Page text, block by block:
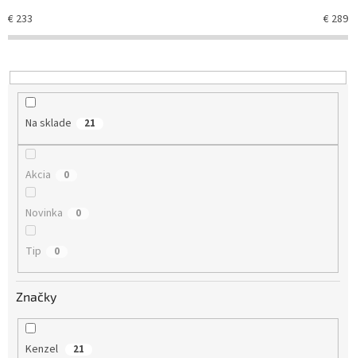
e
p
r
d
€ 233 € 289
Na sklade 21
Akcia 0
Novinka 0
Tip 0
Značky
Kenzel 21